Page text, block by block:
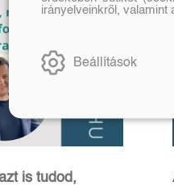
is tudod,
irányelveinkről, valamint
Beállítások